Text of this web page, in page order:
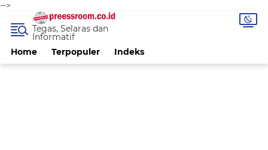
-->
Home Terpopuler Indeks
Tegas, Selaras dan
Informatif